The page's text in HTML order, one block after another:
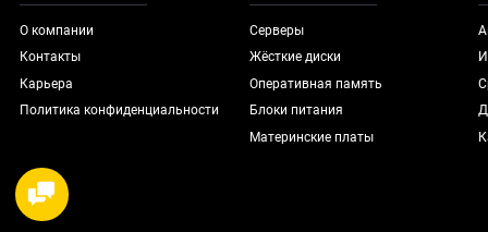
О компании
Контакты
Карьера
Политика конфиденциальности
Серверы
Жёсткие диски
Оперативная память
Блоки питания
Материнские платы